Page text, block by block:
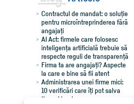
Contractul de mandat: o soluție
pentru microîntreprinderea fără
angajați
AI Act: firmele care folosesc
inteligența artificială trebuie să
respecte reguli de transparență
Firma ta are angajați? Aspecte
la care e bine să fii atent
Administrarea unei firme mici:
10 verificări care îți pot salva
timp și bani